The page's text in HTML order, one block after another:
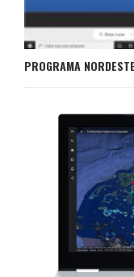
PROGRAMA